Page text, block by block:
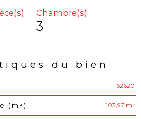
Chambre(s)
3
du bien
62620
(m²) 103,97 m²